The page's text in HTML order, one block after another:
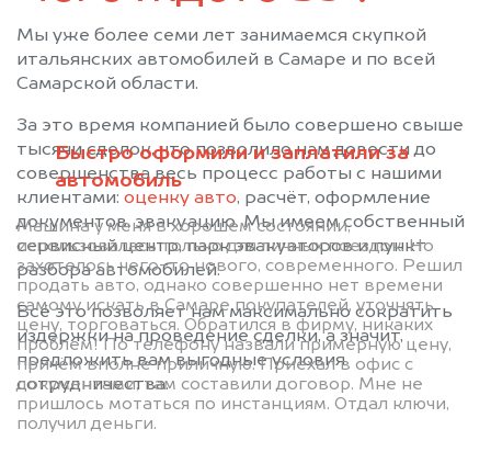
Быстро оформили и заплатили за
автомобиль
Машина у меня в хорошем состоянии,
использовалась только для личных поездок. Но
захотелось чего-то нового, современного. Решил
продать авто, однако совершенно нет времени
самому искать в Самаре покупателей, уточнять
цену, торговаться. Обратился в фирму, никаких
проблем! По телефону назвали примерную цену,
причём вполне приличную. Приехал в офис с
документами, там составили договор. Мне не
пришлось мотаться по инстанциям. Отдал ключи,
получил деньги.
Мы уже более семи лет занимаемся скупкой
итальянских автомобилей в Самаре и по всей
Самарской области.
За это время компанией было совершено свыше
тысячи сделок, что позволило нам довести до
совершенства весь процесс работы с нашими
клиентами: оценку авто, расчёт, оформление
документов, эвакуацию. Мы имеем собственный
сервисный центр, парк эвакуаторов и пункт
разбора автомобилей.
Всё это позволяет нам максимально сократить
издержки на проведение сделки, а значит,
предложить вам выгодные условия
сотрудничества.